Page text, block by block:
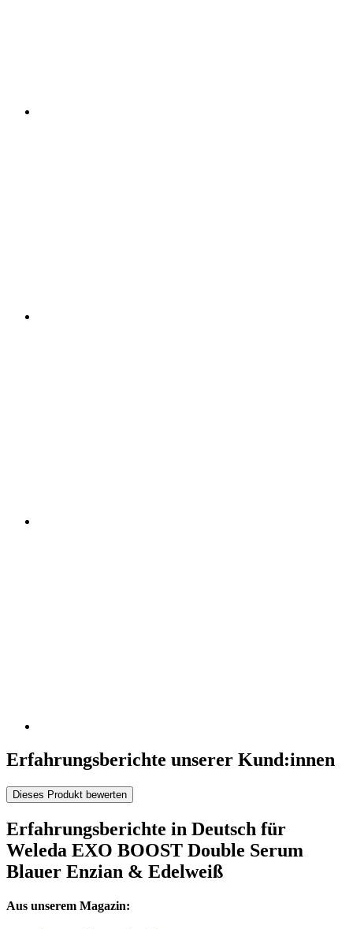
Erfahrungsberichte unserer Kund:innen
Dieses Produkt bewerten
Erfahrungsberichte in Deutsch für
Weleda EXO BOOST Double Serum
Blauer Enzian & Edelweiß
Aus unserem Magazin: